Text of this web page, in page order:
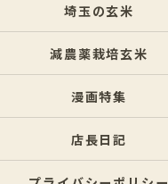
埼玉の玄米
減農薬栽培玄米
漫画特集
店長日記